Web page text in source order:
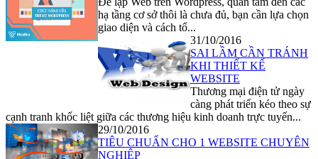
hạ tầng cơ sở thôi là chưa đủ, bạn cần lựa chọn
giao diện và cách tổ...
31/10/2016
SAI LẦM CẦN TRÁNH
KHI THIẾT KẾ
WEBSITE
Thương mại điện tử ngày
càng phát triển kéo theo sự
cạnh tranh khốc liệt giữa các thương hiệu kinh doanh trực tuyến...
29/10/2016
TIÊU CHUẨN CHO 1 WEBSITE CHUYÊN
NGHIỆP